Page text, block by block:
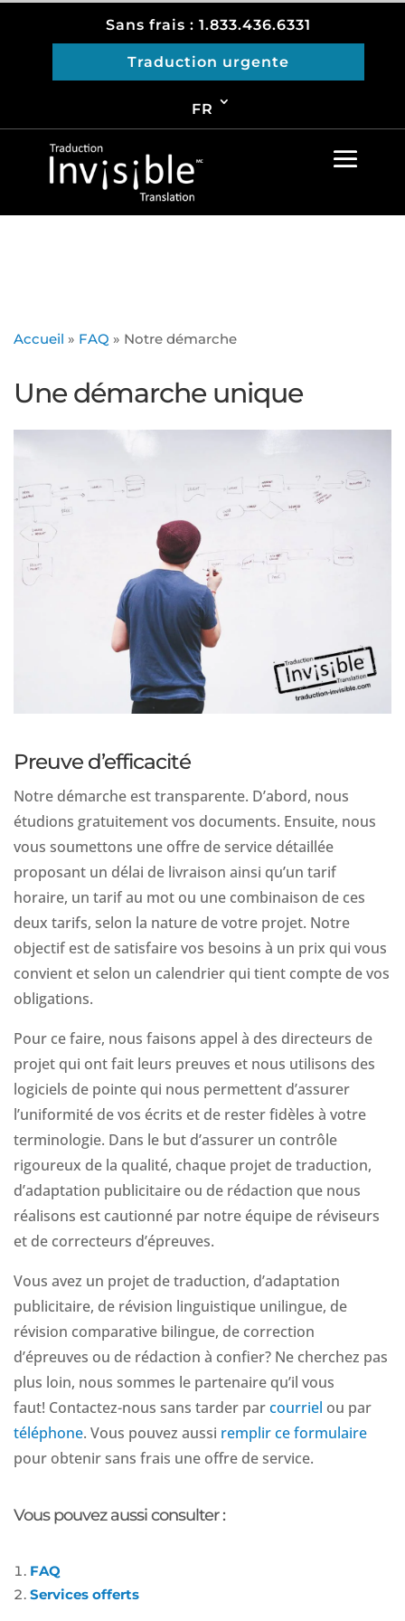
Sans frais : 1.833.436.6331
Traduction urgente
FR
Accueil » FAQ » Notre démarche
Une démarche unique
Preuve d’efficacité
Notre démarche est transparente. D’abord, nous
étudions gratuitement vos documents. Ensuite, nous
vous soumettons une offre de service détaillée
proposant un délai de livraison ainsi qu’un tarif
horaire, un tarif au mot ou une combinaison de ces
deux tarifs, selon la nature de votre projet. Notre
objectif est de satisfaire vos besoins à un prix qui vous
convient et selon un calendrier qui tient compte de vos
obligations.
Pour ce faire, nous faisons appel à des directeurs de
projet qui ont fait leurs preuves et nous utilisons des
logiciels de pointe qui nous permettent d’assurer
l’uniformité de vos écrits et de rester fidèles à votre
terminologie. Dans le but d’assurer un contrôle
rigoureux de la qualité, chaque projet de traduction,
d’adaptation publicitaire ou de rédaction que nous
réalisons est cautionné par notre équipe de réviseurs
et de correcteurs d’épreuves.
Vous avez un projet de traduction, d’adaptation
publicitaire, de révision linguistique unilingue, de
révision comparative bilingue, de correction
d’épreuves ou de rédaction à confier? Ne cherchez pas
plus loin, nous sommes le partenaire qu’il vous
faut! Contactez-nous sans tarder parcourriel ou par
téléphone. Vous pouvez aussi remplir ce formulaire
pour obtenir sans frais une offre de service.
Vous pouvez aussi consulter :
FAQ
Services offerts